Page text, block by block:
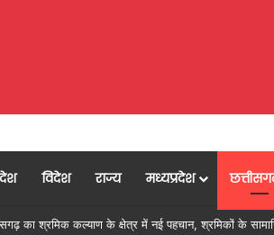
विदेश राज्य मध्यप्रदेश
सड़क होगी फोरलेन, ₹21.81 करोड़ की प्रशासनिक